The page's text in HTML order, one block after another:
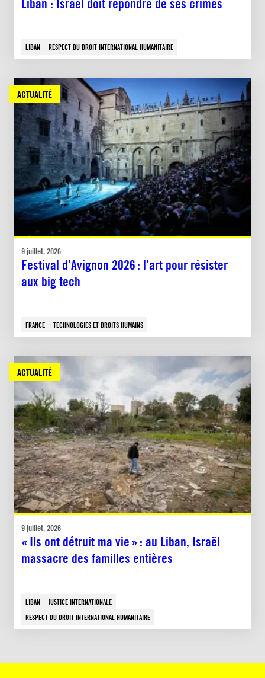
Liban : Israël doit répondre de ses crimes
LIBAN RESPECT DU DROIT INTERNATIONAL HUMANITAIRE
ACTUALITÉ
9 juillet, 2026
Festival d’Avignon 2026 : l’art pour résister
aux big tech
FRANCE TECHNOLOGIES ET DROITS HUMAINS
ACTUALITÉ
9 juillet, 2026
« Ils ont détruit ma vie » : au Liban, Israël
massacre des familles entières
LIBAN
JUSTICE INTERNATIONALE
RESPECT DU DROIT INTERNATIONAL HUMANITAIRE